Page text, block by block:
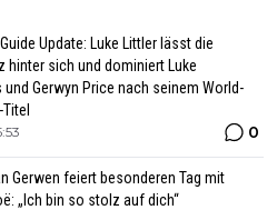
Update: Luke Littler lässt die
hinter sich und dominiert Luke
und Gerwyn Price nach seinem World-
0
Gerwen feiert besonderen Tag mit
„Ich bin so stolz auf dich“